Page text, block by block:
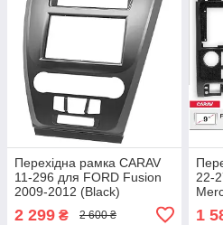
Перехідна рамка CARAV
11-296 для FORD Fusion
2009-2012 (Black)
2 299 ₴ 2 600 ₴
22-
1